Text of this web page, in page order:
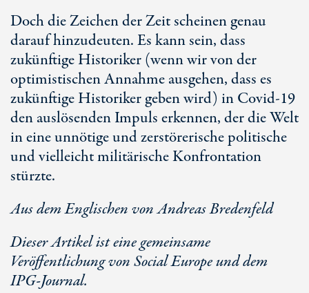
Doch die Zeichen der Zeit scheinen genau
darauf hinzudeuten. Es kann sein, dass
zukünftige Historiker (wenn wir von der
optimistischen Annahme ausgehen, dass es
zukünftige Historiker geben wird) in Covid-19
den auslösenden Impuls erkennen, der die Welt
in eine unnötige und zerstörerische politische
und vielleicht militärische Konfrontation
stürzte.
Aus dem Englischen von Andreas Bredenfeld
Dieser Artikel ist eine gemeinsame
Veröffentlichung von Social Europe und dem
IPG-Journal.